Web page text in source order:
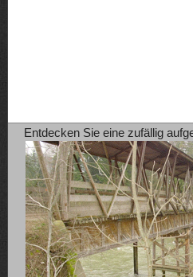
Entdecken Sie eine zufällig